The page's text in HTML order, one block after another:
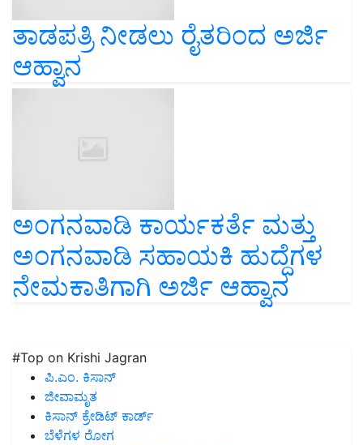
ತಾಡಪತ್ರಿ ನೀಡಲು ರೈತರಿಂದ ಅರ್ಜಿ
ಆಹ್ವಾನ
ಅಂಗನವಾಡಿ ಕಾರ್ಯಕರ್ತೆ ಮತ್ತು
ಅಂಗನವಾಡಿ ಸಹಾಯಕಿ ಹುದ್ದೆಗಳ
ನೇಮಕಾತಿಗಾಗಿ ಅರ್ಜಿ ಆಹ್ವಾನ
#Top on Krishi Jagran
ಪಿ.ಎಂ. ಕಿಸಾನ್
ಜೀವಾಮೃತ
ಕಿಸಾನ್ ಕ್ರೇಡಿಟ್ ಕಾರ್ಡ್
ಬೆಳೆಗಳ ರೋಗ